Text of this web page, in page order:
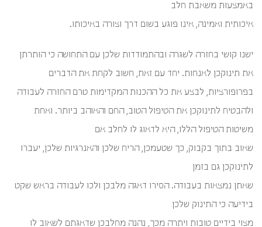
באמצעות משאבת חלב
איכותית ואמינה, אינו פוגע בשום דרך וצורה באיכותו.
ישנו קושי בחזרה לשגרה ובהתמודדות שלכן עם התחושה כי הותרתן
את תינוקכן לאנחות. יחד עם זאת, חשוב לקחת את הדברים
בפרופורציות, לבצע את כל ההכנות המקדימות טרם החזרה לעבודה
ולהבטיח לתינוקכן את הטיפול הטוב, החם והאוהב ביותר. ואחת
משיטות הטיפול הללו, היא לדאוג לו לחלב אם
שאוב בתוך בקבוק, כך שטעמכן, הריח שלכן והאנרגיות שלכן, יעברו
לתינוקכן גם בזמן
שאתן נמצאות בעבודה. הסירו דאגה מלבכן ולכו לעבודה בראש שקט
בידיעה כי התינוק שלכן
מצוי בידיים טובות ויתרה מכך, נהנה מחלבכן שדאגתם לשאוב לו